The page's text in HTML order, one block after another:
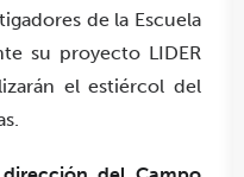
de la Escuela
su proyecto LIDER
el estiércol del